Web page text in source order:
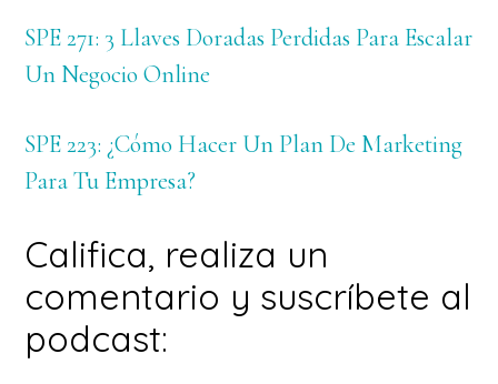
SPE 271: 3 Llaves Doradas Perdidas Para Escalar
Un Negocio Online
SPE 223: ¿Cómo Hacer Un Plan De Marketing
Para Tu Empresa?
Califica, realiza un
comentario y suscríbete al
podcast: